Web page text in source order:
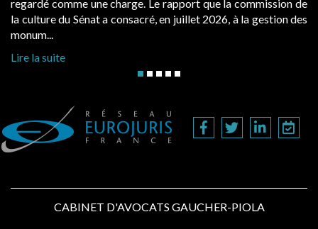
une charge. Le rapport que la commission de
Sénat a consacré, en juillet 2026, à la gestion des
CABINET D'AVOCATS GAUCHER-PIOLA